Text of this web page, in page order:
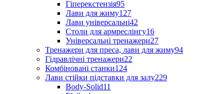
Гіперекстензія95
Лави для жиму127
Лави універсальні42
Столи для армреслінгу16
Універсальні тренажери27
Тренажери для преса, лави для жиму94
Гідравлічні тренажери22
Комбіновані станки124
Лави стійки підставки для залу229
Body-Solid11